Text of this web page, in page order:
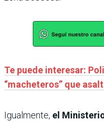
Te puede interesar:
“macheteros” que
Igualmente, el